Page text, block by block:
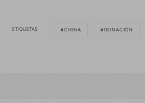
ETIQUETAS CHINA DONACIÓN